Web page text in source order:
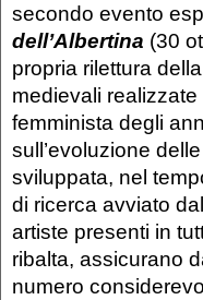
secondo evento
dell’Albertina (30
propria rilettura
medievali
femminista degli
sull’evoluzione
sviluppata, nel
di ricerca avviato
artiste presenti in
ribalta, assicurano
numero